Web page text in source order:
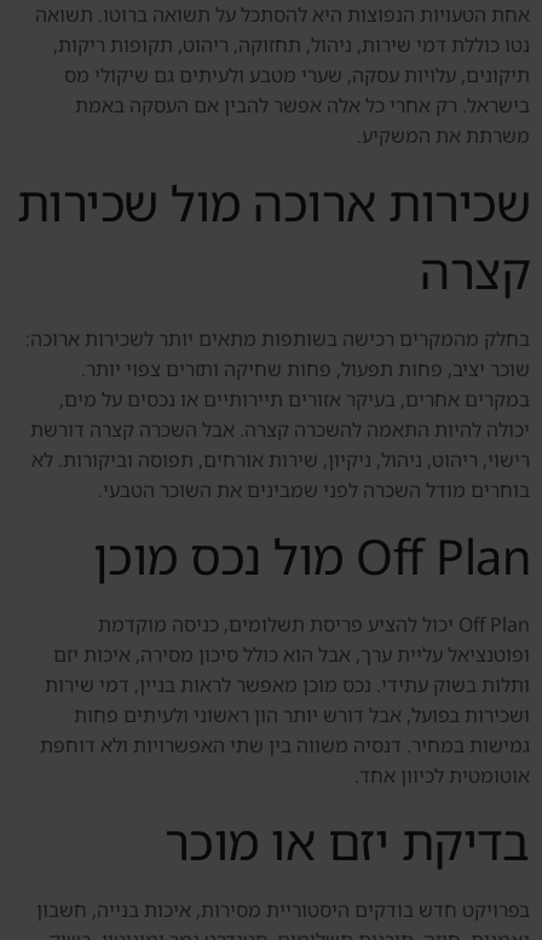
אחת הטעויות הנפוצות היא להסתכל על תשואה ברוטו. תשואה
נטו כוללת דמי שירות, ניהול, תחזוקה, ריהוט, תקופות ריקות,
תיקונים, עלויות עסקה, שערי מטבע ולעיתים גם שיקולי מס
בישראל. רק אחרי כל אלה אפשר להבין אם העסקה באמת
משרתת את המשקיע.
שכירות ארוכה מול שכירות
קצרה
בחלק מהמקרים רכישה בשותפות מתאים יותר לשכירות ארוכה:
שוכר יציב, פחות תפעול, פחות שחיקה ותזרים צפוי יותר.
במקרים אחרים, בעיקר אזורים תיירותיים או נכסים על מים,
יכולה להיות התאמה להשכרה קצרה. אבל השכרה קצרה דורשת
רישוי, ריהוט, ניהול, ניקיון, שירות אורחים, תפוסה וביקורות. לא
בוחרים מודל השכרה לפני שמבינים את השוכר הטבעי.
Off Plan מול נכס מוכן
Off Plan יכול להציע פריסת תשלומים, כניסה מוקדמת
ופוטנציאל עליית ערך, אבל הוא כולל סיכון מסירה, איכות יזם
ותלות בשוק עתידי. נכס מוכן מאפשר לראות בניין, דמי שירות
ושכירות בפועל, אבל דורש יותר הון ראשוני ולעיתים פחות
גמישות במחיר. דנסיה משווה בין שתי האפשרויות ולא דוחפת
אוטומטית לכיוון אחד.
בדיקת יזם או מוכר
בפרויקט חדש בודקים היסטוריית מסירות, איכות בנייה, חשבון